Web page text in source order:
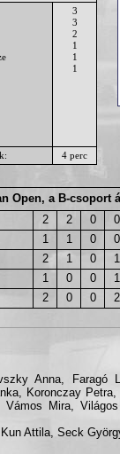
3
3
2
1
1
1
4 perc
Open, a B-csoport
2 2 0 0
1 1 0 0
2 1 0 1
1 0 0 1
2 0 0 2
Anna, Faragó
Koronczay
Vámos Mira,
Attila, Seck